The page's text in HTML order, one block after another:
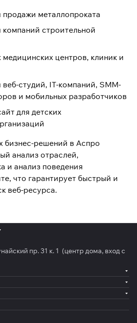
продажи металлопроката
компаний строительной
медицинских центров, клиник и
веб-студий, IT-компаний, SMM-
и мобильных разработчиков
для детских
бизнес-решений в Аспро
анализ отраслей,
и анализ поведения
что гарантирует быстрый и
веб-ресурса.
пр. 31 к. 1 (центр дома, вход с